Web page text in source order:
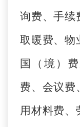
询费、手续
取暖费、物
国（境）
费、会议费
用材料费、